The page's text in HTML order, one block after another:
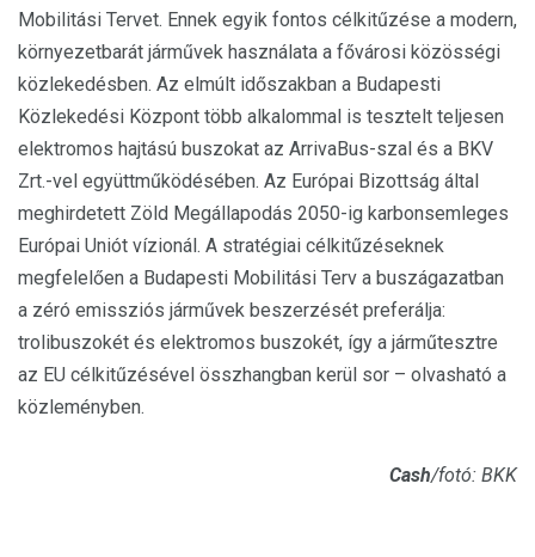
Mobilitási Tervet. Ennek egyik fontos célkitűzése a modern,
környezetbarát járművek használata a fővárosi közösségi
közlekedésben. Az elmúlt időszakban a Budapesti
Közlekedési Központ több alkalommal is tesztelt teljesen
elektromos hajtású buszokat az ArrivaBus-szal és a BKV
Zrt.-vel együttműködésében. Az Európai Bizottság által
meghirdetett Zöld Megállapodás 2050-ig karbonsemleges
Európai Uniót vízionál. A stratégiai célkitűzéseknek
megfelelően a Budapesti Mobilitási Terv a buszágazatban
a zéró emissziós járművek beszerzését preferálja:
trolibuszokét és elektromos buszokét, így a járműtesztre
az EU célkitűzésével összhangban kerül sor – olvasható a
közleményben.
Cash/fotó: BKK